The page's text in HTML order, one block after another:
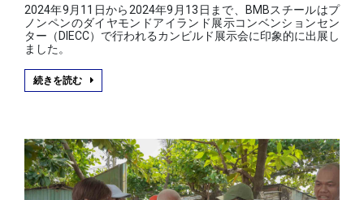
2024年9月11日から2024年9月13日まで、BMBスチールはプ
ノンペンのダイヤモンドアイランド展示コンベンションセン
ター（DIECC）で行われるカンビルド展示会に印象的に出展し
ました。
続きを読む